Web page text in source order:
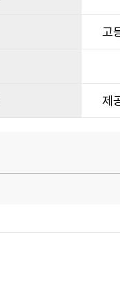
고
제